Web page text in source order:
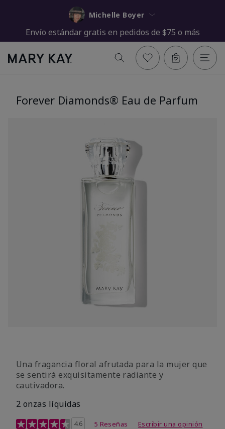
Michelle Boyer
Envío estándar gratis en pedidos de $75 o más
Forever Diamonds® Eau de Parfum
Una fragancia floral afrutada para la mujer que
se sentirá exquisitamente radiante y
cautivadora.
2 onzas líquidas
Calificación de clientes de 3,7 de 5
4.6 5 Reseñas Escribir una opinión